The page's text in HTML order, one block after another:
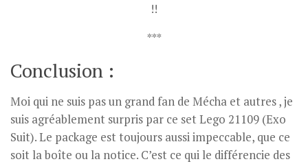
!!
***
Conclusion :
Moi qui ne suis pas un grand fan de Mécha et autres , je
suis agréablement surpris par ce set Lego 21109 (Exo
Suit). Le package est toujours aussi impeccable, que ce
soit la boîte ou la notice. C’est ce qui le différencie des